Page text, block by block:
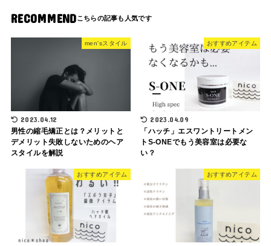
RECOMMEND
men'sスタイル
2023.04.12
男性の縮毛矯正とは？メリットと
デメリット失敗しないためのヘア
スタイルを解説
おすすめアイテム
2023.04.09
「ハッチ」エスワントリートメン
トS-ONEでもう美容室は必要な
い？
おすすめアイテム おすすめアイテム